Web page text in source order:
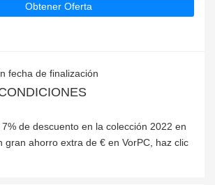
Obtener Oferta
fecha de finalización
de descuento en la colección 2022 en
gran ahorro extra de € en VorPC, haz clic